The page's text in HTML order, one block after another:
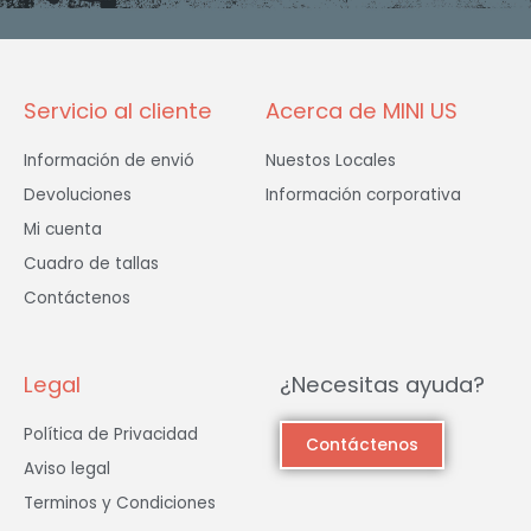
o
-
r
m
Servicio al cliente
Información de envió
Devoluciones
Mi cuenta
Cuadro de tallas
Contáctenos
Acerca de MINI US
Nuestos Locales
Información corporativa
Legal
Política de Privacidad
Aviso legal
Terminos y Condiciones
¿Necesitas ayuda?
Contáctenos